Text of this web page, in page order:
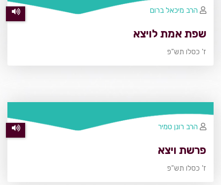
שפת אמת לויצא
ז' כסלו תש"פ
הרב מיכאל ברום
פרשת ויצא
ז' כסלו תש"פ
הרב רונן טמיר